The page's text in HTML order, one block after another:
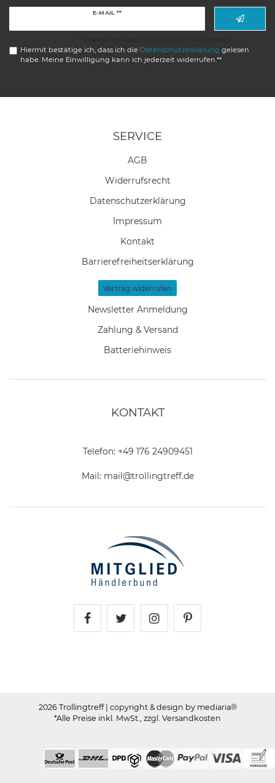
E-MAIL **
Hiermit bestätige ich, dass ich die Daten­schutz­erklärung gelesen
habe. Meine Einwilligung kann ich jederzeit widerrufen.**
SERVICE
AGB
Widerrufs­recht
Daten­schutz­erklärung
Impressum
Kontakt
Barrierefreiheitserklärung
Vertrag widerrufen
Newsletter Anmeldung
Zahlung & Versand
Batteriehinweis
KONTAKT
Telefon: +49 176 24909451
Mail: mail@trollingtreff.de
2026 Trollingtreff | copyright & design by mediaria®
*Alle Preise inkl. MwSt., zzgl. Versandkosten